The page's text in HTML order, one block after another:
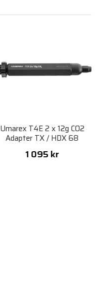
Umarex T4E 2 x 12g CO2
Adapter TX / HDX 68
1 095 kr